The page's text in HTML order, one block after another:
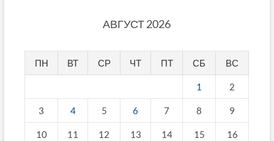
АВГУСТ 2026
ПН ВТ СР ЧТ ПТ СБ ВС
1 2
3 4 5 6 7 8 9
10 11 12 13 14 15 16